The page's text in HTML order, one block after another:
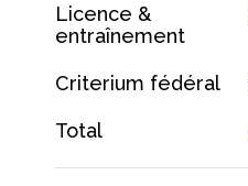
Licence &
entraînement
Criterium fédéral
Total